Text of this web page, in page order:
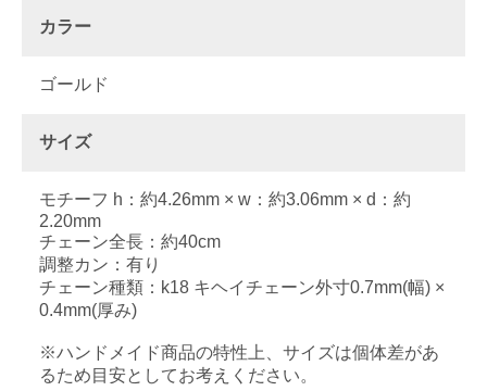
カラー
ゴールド
サイズ
モチーフ h：約4.26mm × w：約3.06mm × d：約
2.20mm
チェーン全長：約40cm
調整カン：有り
チェーン種類：k18 キヘイチェーン外寸0.7mm(幅) ×
0.4mm(厚み)
※ハンドメイド商品の特性上、サイズは個体差があ
るため目安としてお考えください。